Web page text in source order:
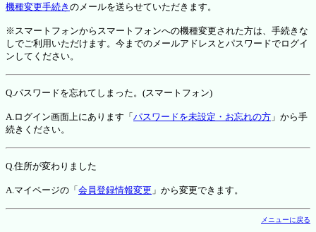
機種変更手続き のメールを送らせていただきます。
※スマートフォンからスマートフォンへの機種変更された方は、手続きな
しでご利用いただけます。今までのメールアドレスとパスワードでログイ
ンしてください。
Q.パスワードを忘れてしまった。(スマートフォン)
A.ログイン画面上にあります「 パスワードを未設定・お忘れの方 」から手
続きください。
Q.住所が変わりました
A.マイページの「 会員登録情報変更 」から変更できます。
メニューに戻る